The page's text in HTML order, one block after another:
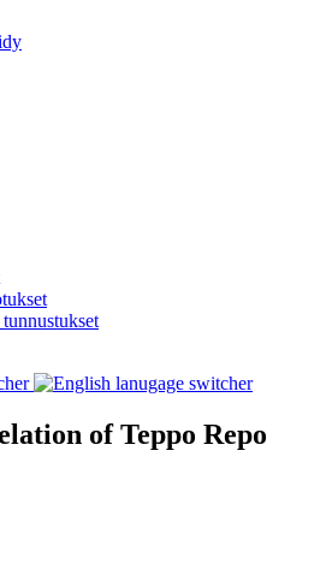
of Teppo Repo